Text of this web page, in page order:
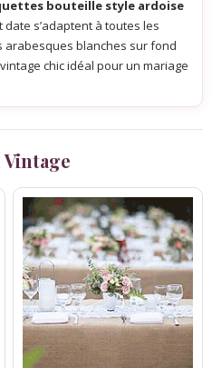
bouteille style ardoise
s’adaptent à toutes les
arabesques blanches sur fond
chic idéal pour un mariage